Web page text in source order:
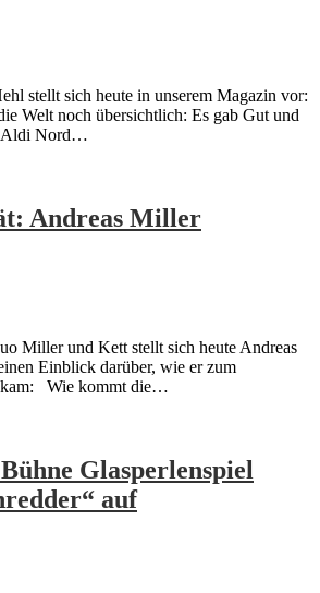
stellt sich heute in unserem Magazin vor:
Welt noch übersichtlich: Es gab Gut und
Aldi Nord…
Andreas Miller
Miller und Kett stellt sich heute Andreas
Einblick darüber, wie er zum
kam: Wie kommt die…
Glasperlenspiel
auf